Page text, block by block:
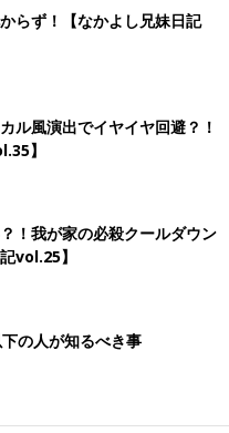
らず！【なかよし兄妹日記
ル風演出でイヤイヤ回避？！
】
！我が家の必殺クールダウン
vol.25】
の人が知るべき事